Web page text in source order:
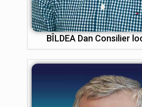
BÎLDEA Dan Consilier